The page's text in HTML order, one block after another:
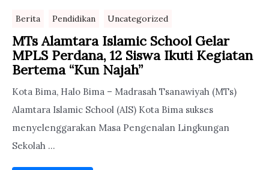
Berita Pendidikan Uncategorized
MTs Alamtara Islamic School Gelar
MPLS Perdana, 12 Siswa Ikuti Kegiatan
Bertema “Kun Najah”
Kota Bima, Halo Bima – Madrasah Tsanawiyah (MTs)
Alamtara Islamic School (AIS) Kota Bima sukses
menyelenggarakan Masa Pengenalan Lingkungan
Sekolah ...